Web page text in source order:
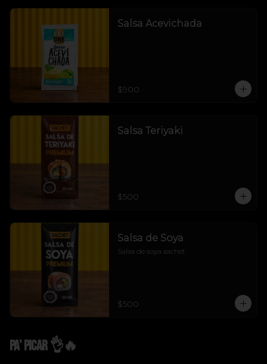
Salsa Acevichada
$900
Salsa Teriyaki
$500
Salsa de Soya
Salsa de soya sachet
$500
Pa' Picar 👌🔥